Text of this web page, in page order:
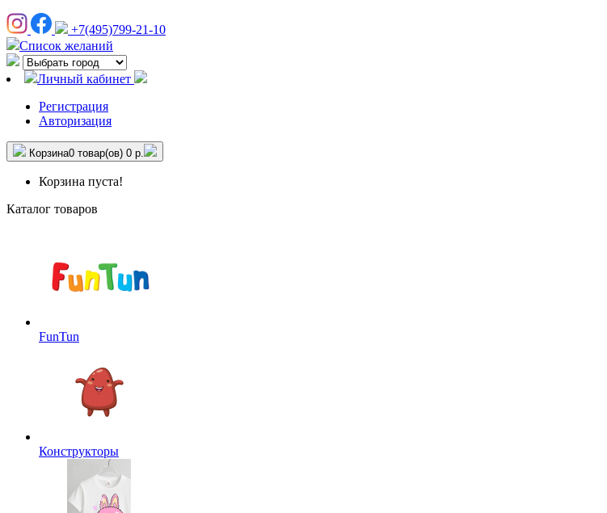
+7(495)799-21-10
Список желаний
Личный кабинет
Регистрация
Авторизация
Корзина0 товар(ов) 0 р.
Корзина пуста!
Каталог товаров
FunTun
Конструкторы